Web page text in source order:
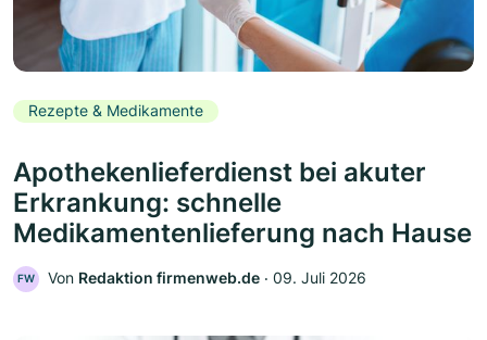
Rezepte & Medikamente
Apothekenlieferdienst bei akuter
Erkrankung: schnelle
Medikamentenlieferung nach Hause
FW Von Redaktion firmenweb.de ‧ 09. Juli 2026